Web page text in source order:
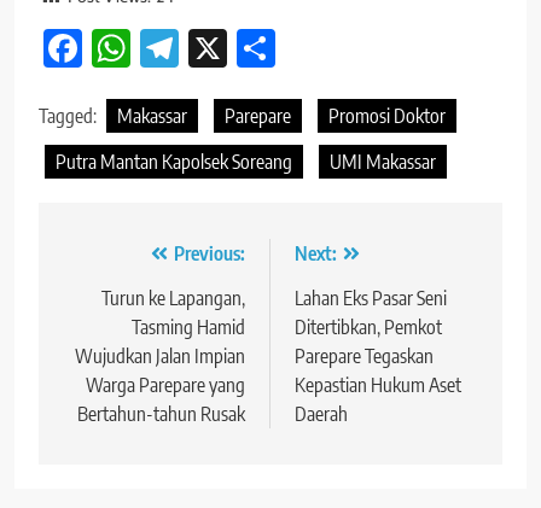
Facebook
WhatsApp
Telegram
X
Tagged: Makassar Parepare
Promosi Doktor
Putra Mantan Kapolsek Soreang
UMI Makassar
Navigasi
pos
Previous:
Turun ke Lapangan,
Tasming Hamid
Wujudkan Jalan Impian
Warga Parepare yang
Bertahun-tahun Rusak
Next:
Lahan Eks Pasar Seni
Ditertibkan, Pemkot
Parepare Tegaskan
Kepastian Hukum Aset
Daerah